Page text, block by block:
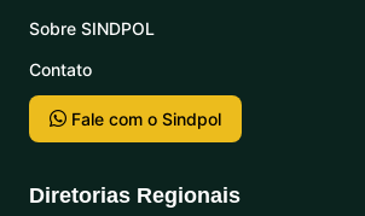
Sobre SINDPOL
Contato
Fale com o Sindpol
Diretorias Regionais